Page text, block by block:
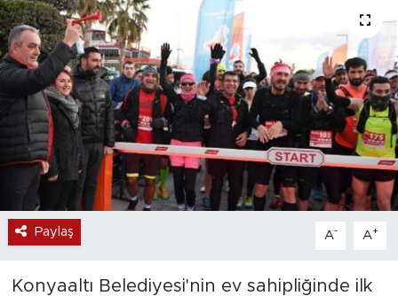
Paylaş A- A+
Konyaaltı Belediyesi'nin ev sahipliğinde ilk